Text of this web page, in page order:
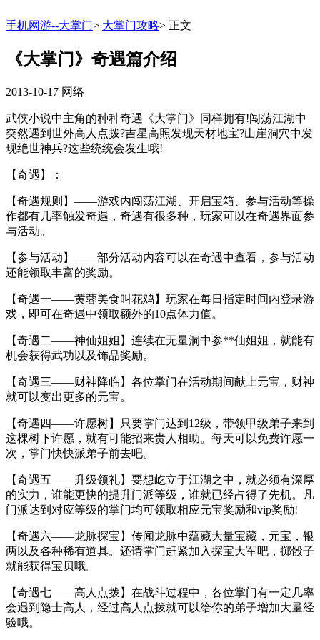
手机网游--大掌门> 大掌门攻略> 正文
《大掌门》奇遇篇介绍
2013-10-17 网络
武侠小说中主角的种种奇遇《大掌门》同样拥有!闯荡江湖中
突然遇到世外高人点拨?吉星高照发现天材地宝?山崖洞穴中发
现绝世神兵?这些统统会发生哦!
【奇遇】：
【奇遇规则】——游戏内闯荡江湖、开启宝箱、参与活动等操
作都有几率触发奇遇，奇遇有很多种，玩家可以在奇遇界面参
与活动。
【参与活动】——部分活动内容可以在奇遇中查看，参与活动
还能领取丰富的奖励。
【奇遇一——黄蓉美食叫花鸡】玩家在每日指定时间内登录游
戏，即可在奇遇中领取额外的10点体力值。
【奇遇二——神仙姐姐】连续在无量洞中参**仙姐姐，就能有
机会获得武功以及饰品奖励。
【奇遇三——财神降临】各位掌门在活动期间献上元宝，财神
就可以变出更多的元宝。
【奇遇四——许愿树】只要掌门达到12级，带领甲级弟子来到
这棵树下许愿，就有可能招来贵人相助。每天可以免费许愿一
次，掌门快快派弟子前去吧。
【奇遇五——升级领礼】要想屹立于江湖之中，就必须有深厚
的实力，谁能更快的提升门派等级，谁就已经占得了先机。凡
门派达到对应等级的掌门均可领取相应元宝奖励和vip奖励!
【奇遇六——龙脉探宝】传闻龙脉中蕴藏大量宝藏，元宝，银
两以及各种稀有道具。还请掌门赶紧加入探宝大军吧，掷骰子
就能获得宝贝哦。
【奇遇七——高人点拨】在战斗过程中，各位掌门有一定几率
会遇到隐士高人，经过高人点拨就可以给你的弟子增加大量经
验哦。